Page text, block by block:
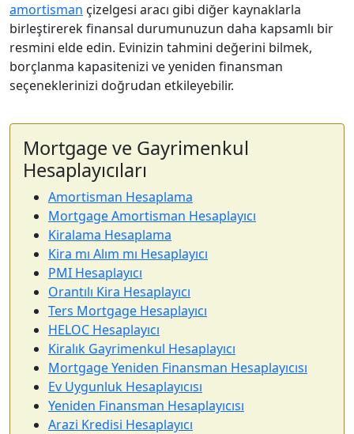
amortisman çizelgesi aracı gibi diğer kaynaklarla
birleştirerek finansal durumunuzun daha kapsamlı bir
resmini elde edin. Evinizin tahmini değerini bilmek,
borçlanma kapasitenizi ve yeniden finansman
seçeneklerinizi doğrudan etkileyebilir.
Mortgage ve Gayrimenkul
Hesaplayıcıları
Amortisman Hesaplama
Mortgage Amortisman Hesaplayıcı
Kiralama Hesaplama
Kira mı Alım mı Hesaplayıcı
PMI Hesaplayıcı
Orantılı Kira Hesaplayıcı
Ters Mortgage Hesaplayıcı
HELOC Hesaplayıcı
Kiralık Gayrimenkul Hesaplayıcı
Mortgage Yeniden Finansman Hesaplayıcısı
Ev Uygunluk Hesaplayıcısı
Yeniden Finansman Hesaplayıcısı
Arazi Kredisi Hesaplayıcı